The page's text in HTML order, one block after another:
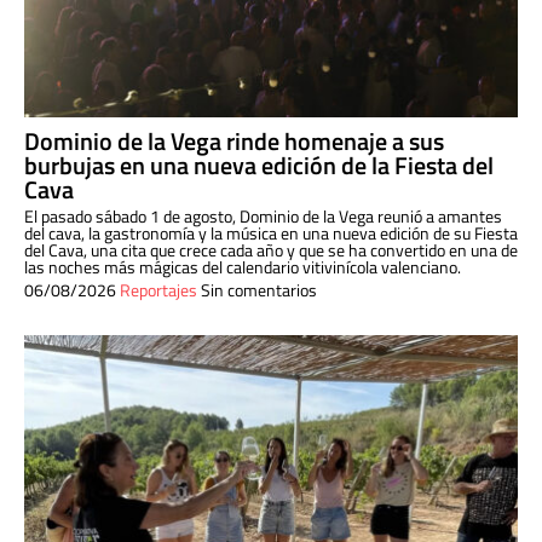
Dominio de la Vega rinde homenaje a sus
burbujas en una nueva edición de la Fiesta del
Cava
El pasado sábado 1 de agosto, Dominio de la Vega reunió a amantes
del cava, la gastronomía y la música en una nueva edición de su Fiesta
del Cava, una cita que crece cada año y que se ha convertido en una de
las noches más mágicas del calendario vitivinícola valenciano.
06/08/2026ReportajesSin comentarios